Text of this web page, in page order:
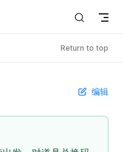
Return to top
编辑